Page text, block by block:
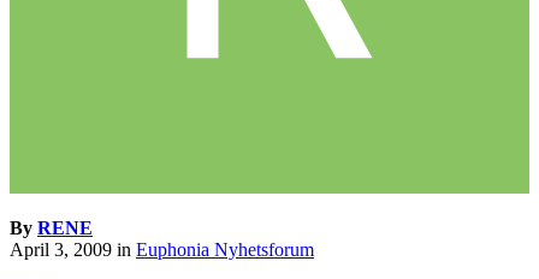
By RENE
April 3, 2009 in Euphonia Nyhetsforum